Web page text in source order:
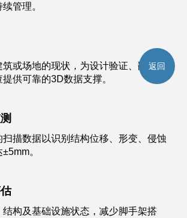
管理。
或场地的现状，为设计验证、翻修改
供可靠的3D数据支撑。
扫描数据以识别结构位移、形变、侵蚀
。
构及基础设施状态，减少脚手架搭
返回